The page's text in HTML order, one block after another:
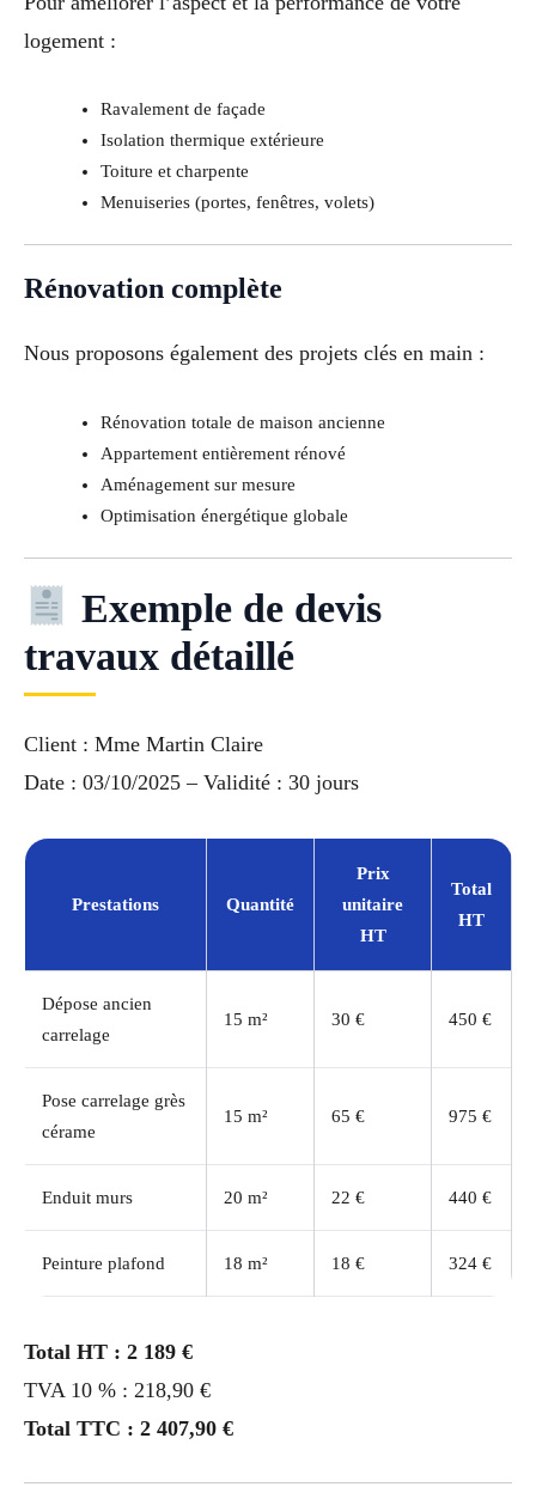
logement :
Ravalement de façade
Isolation thermique extérieure
Toiture et charpente
Menuiseries (portes, fenêtres, volets)
Rénovation complète
Nous proposons également des projets clés en main :
Rénovation totale de maison ancienne
Appartement entièrement rénové
Aménagement sur mesure
Optimisation énergétique globale
Exemple de devis
travaux détaillé
Client : Mme Martin Claire
Date : 03/10/2025 – Validité : 30 jours
Prestations Quantité
Prix
unitaire
HT
Total
HT
Dépose ancien
carrelage
15 m² 30 € 450 €
Pose carrelage grès
cérame
15 m² 65 € 975 €
Enduit murs 20 m² 22 € 440 €
Peinture plafond 18 m² 18 € 324 €
Total HT : 2 189 €
TVA 10 % : 218,90 €
Total TTC : 2 407,90 €